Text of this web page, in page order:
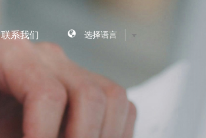
汽车尾气处理
壁炉及生物质锅炉点
联系我们